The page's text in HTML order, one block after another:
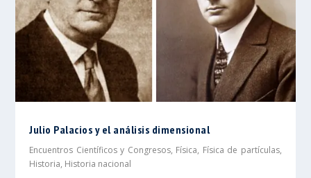
Julio Palacios y el análisis dimensional
Encuentros Científicos y Congresos, Física, Física de partículas,
Historia, Historia nacional